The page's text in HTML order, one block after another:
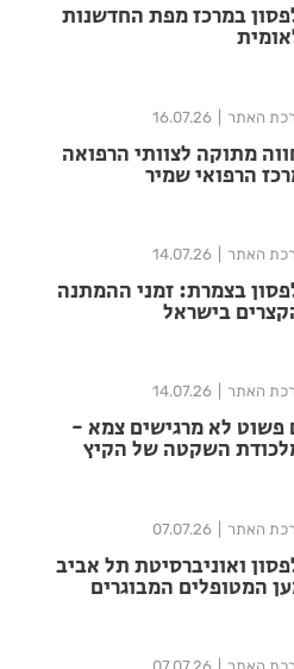
במרכז מפת החדשנות
האתר 16.07.26
מתוקה לצוותי הרפואה
הרפואי שמיר
האתר 14.07.26
בצמרת: זמני ההמתנה
בישראל
האתר 14.07.26
פשוט לא מרגישים צמא -
השקטה של הקיץ
האתר 07.07.26
ואוניברסיטת תל אביב
המטופלים המבוגרים